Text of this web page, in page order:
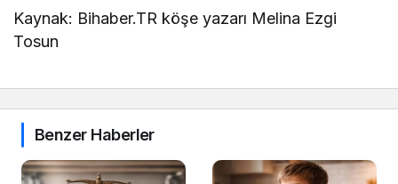
Kaynak: Bihaber.TR köşe yazarı Melina Ezgi
Tosun
Benzer Haberler